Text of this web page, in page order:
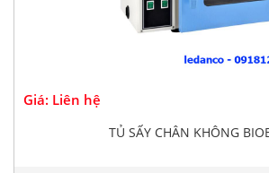
Giá: Liên hệ
TỦ SẤY CHÂN KHÔNG